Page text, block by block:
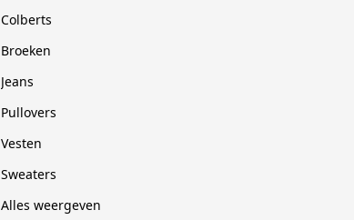
Colberts
Broeken
Jeans
Pullovers
Vesten
Sweaters
Alles weergeven